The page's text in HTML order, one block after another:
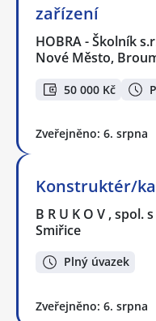
zařízení
HOBRA - Školník
Nové Město,
50 000 Kč
Zveřejněno: 6. srpna
Konstruktér/ka
B R U K O V , spol.
Smiřice
Plný úvazek
Zveřejněno: 6. srpna